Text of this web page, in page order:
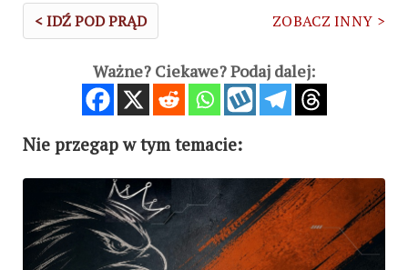
< IDŹ POD PRĄD ZOBACZ INNY >
Ważne? Ciekawe? Podaj dalej:
Nie przegap w tym temacie: